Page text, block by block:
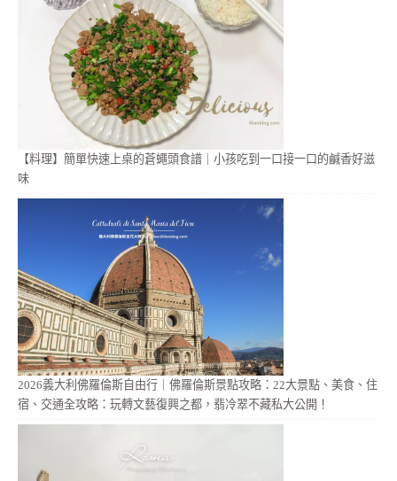
【料理】簡單快速上桌的蒼蠅頭食譜｜小孩吃到一口接一口的鹹香好滋
味
2026義大利佛羅倫斯自由行｜佛羅倫斯景點攻略：22大景點、美食、住
宿、交通全攻略：玩轉文藝復興之都，翡冷翠不藏私大公開！